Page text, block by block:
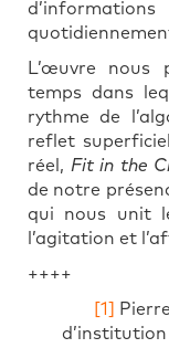
L’œuvre nous
temps dans
rythme de
reflet
réel, Fit in the
de notre
qui nous unit
l’agitation et
++++
[1]